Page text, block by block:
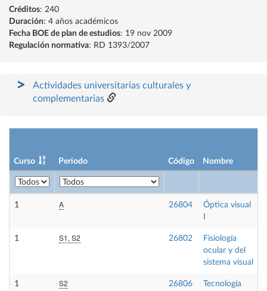
Créditos: 240
Duración: 4 años académicos
Fecha BOE de plan de estudios: 19 nov 2009
Regulación normativa: RD 1393/2007
Actividades universitarias culturales y
complementarias
Curso Periodo Código Nombre
1 A 26804
Óptica visual
1 S1, S2 26802
Fisiología
ocular y del
sistema visual
1 S2 26806
Tecnología